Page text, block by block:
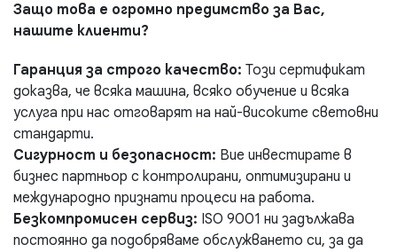
Защо това е огромно предимство за Вас,
нашите клиенти?
Гаранция за строго качество: Този сертификат
доказва, че всяка машина, всяко обучение и всяка
услуга при нас отговарят на най-високите световни
стандарти.
Сигурност и безопасност: Вие инвестирате в
бизнес партньор с контролирани, оптимизирани и
международно признати процеси на работа.
Безкомпромисен сервиз: ISO 9001 ни задължава
постоянно да подобряваме обслужването си, за да